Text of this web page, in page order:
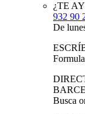
¿TE
932 90
De
Busca